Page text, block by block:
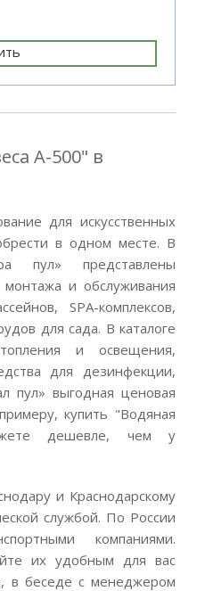
A-500" в
для искусственных
в одном месте. В
пул» представлены
и обслуживания
SPA-комплексов,
для сада. В каталоге
и освещения,
для дезинфекции,
пул» выгодная ценовая
купить "Водяная
дешевле, чем у
и Краснодарскому
службой. По России
компаниями.
их удобным для вас
в беседе с менеджером